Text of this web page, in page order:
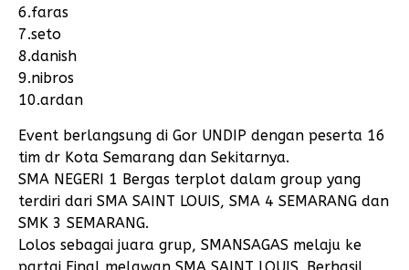
6.faras
7.seto
8.danish
9.nibros
10.ardan
Event berlangsung di Gor UNDIP dengan peserta 16
tim dr Kota Semarang dan Sekitarnya.
SMA NEGERI 1 Bergas terplot dalam group yang
terdiri dari SMA SAINT LOUIS, SMA 4 SEMARANG dan
SMK 3 SEMARANG.
Lolos sebagai juara grup, SMANSAGAS melaju ke